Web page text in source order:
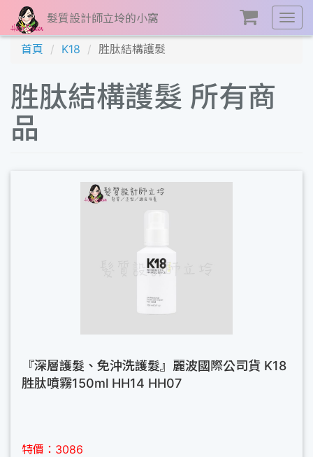
展
開
髮質設計師立坽的小窩
首頁 K18 胜肽結構護髮
胜肽結構護髮 所有商
品
『深層護髮、免沖洗護髮』麗波國際公司貨 K18
胜肽噴霧150ml HH14 HH07
特價：3086